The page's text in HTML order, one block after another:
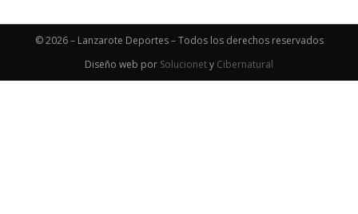
© 2026 – Lanzarote Deportes – Todos los derechos reservados
Diseño web por Solucionety Cibernatural